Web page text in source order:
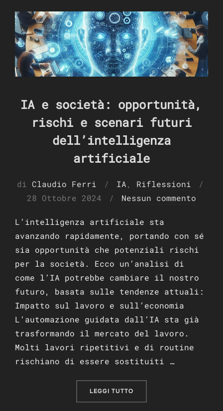
IA e società: opportunità,
rischi e scenari futuri
dell’intelligenza
artificiale
di Claudio Ferri IA, Riflessioni
Pubblicato
28 Ottobre 2024 Nessun commento
L’intelligenza artificiale sta
avanzando rapidamente, portando con sé
sia opportunità che potenziali rischi
per la società. Ecco un’analisi di
come l’IA potrebbe cambiare il nostro
futuro, basata sulle tendenze attuali:
Impatto sul lavoro e sull’economia
L’automazione guidata dall’IA sta già
trasformando il mercato del lavoro.
Molti lavori ripetitivi e di routine
rischiano di essere sostituiti …
LEGGI TUTTO